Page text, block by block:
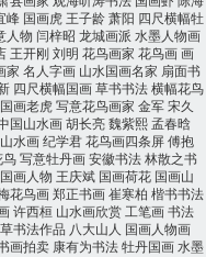
峰 国画虎 王子龄萧阳 四尺横幅牡
人物 闫梓昭 龙城画派 水墨人物画
王开刚刘明 花鸟画家 花鸟画画
家 名人字画 山水国画名家 扇面书
四尺横幅国画草书书法横幅花鸟
国画老虎写意花鸟画家 金军宋久
国山水画胡长亮魏紫熙孟春晗
水画纪学君花鸟画四条屏傅抱
鸟写意牡丹画安徽书法林散之书
国画人物 王庆斌 国画荷花 国画山
花鸟画郑正书画崔寒柏 楷书书法
许西桓 山水画欣赏工笔画书法
书法作品 八大山人 国画人物画
画拍卖 康有为书法牡丹国画水墨